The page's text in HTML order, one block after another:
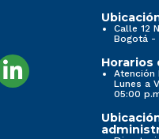
Calle 12
Bogotá -
Horarios
Atención
Lunes a
05:00